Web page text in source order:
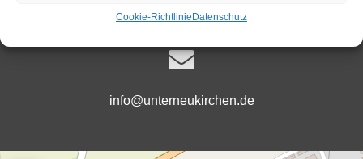
Cookie-Richtlinie Datenschutz
info@unterneukirchen.de